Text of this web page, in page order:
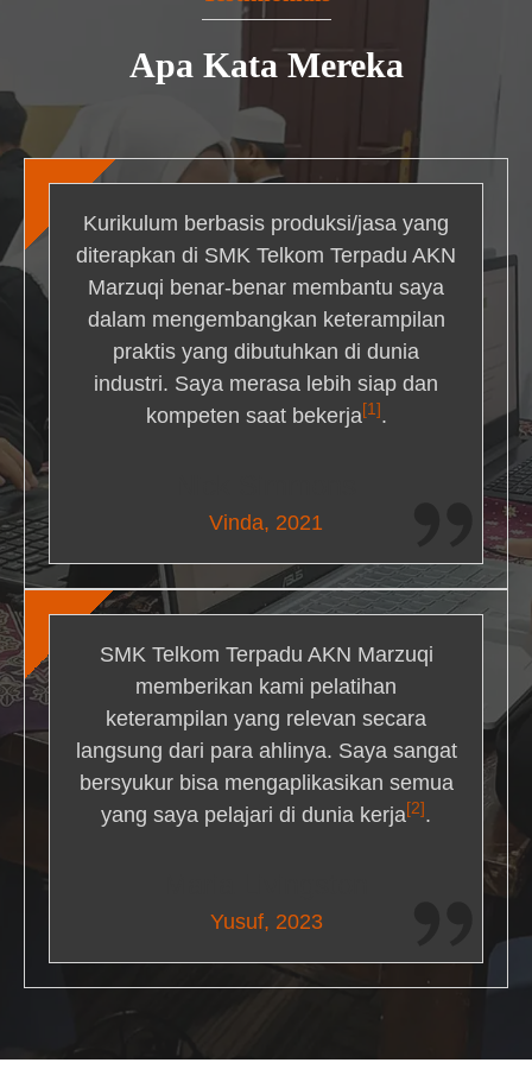
Apa Kata Mereka
Kurikulum berbasis produksi/jasa yang
diterapkan di SMK Telkom Terpadu AKN
Marzuqi benar-benar membantu saya
dalam mengembangkan keterampilan
praktis yang dibutuhkan di dunia
industri. Saya merasa lebih siap dan
kompeten saat bekerja[1] .
Vinda, 2021
SMK Telkom Terpadu AKN Marzuqi
memberikan kami pelatihan
keterampilan yang relevan secara
langsung dari para ahlinya. Saya sangat
bersyukur bisa mengaplikasikan semua
yang saya pelajari di dunia kerja[2] .
Yusuf, 2023